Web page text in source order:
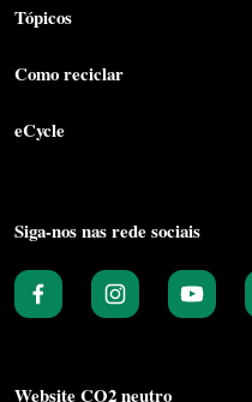
Tópicos
Como reciclar
eCycle
Siga-nos nas rede sociais
Website CO2 neutro